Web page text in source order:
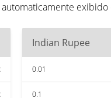
Indian Rupee
0.01
0.1